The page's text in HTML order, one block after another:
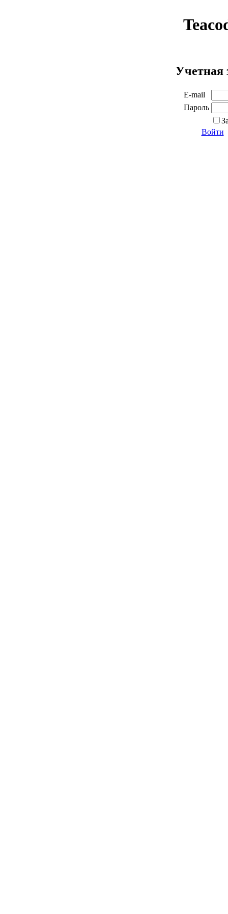
Учетная
E-mail
Пароль
Войти